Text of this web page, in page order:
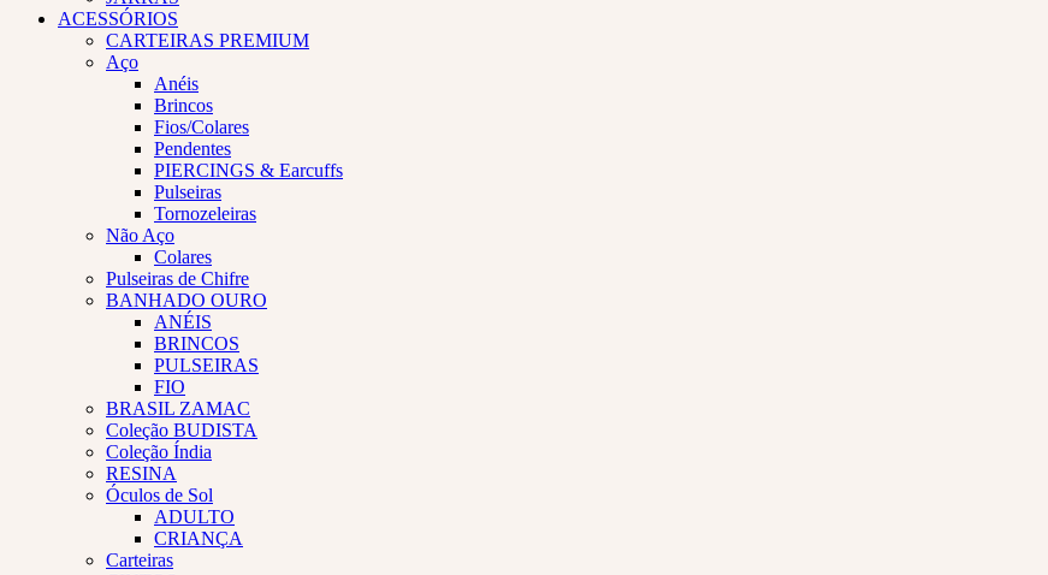
ACESSÓRIOS
CARTEIRAS PREMIUM
Aço
Anéis
Brincos
Fios/Colares
Pendentes
PIERCINGS & Earcuffs
Pulseiras
Tornozeleiras
Não Aço
Colares
Pulseiras de Chifre
BANHADO OURO
ANÉIS
BRINCOS
PULSEIRAS
FIO
BRASIL ZAMAC
Coleção BUDISTA
Coleção Índia
RESINA
Óculos de Sol
ADULTO
CRIANÇA
Carteiras